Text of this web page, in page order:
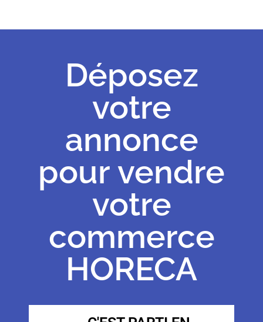
Déposez
votre
annonce
pour vendre
votre
commerce
HORECA